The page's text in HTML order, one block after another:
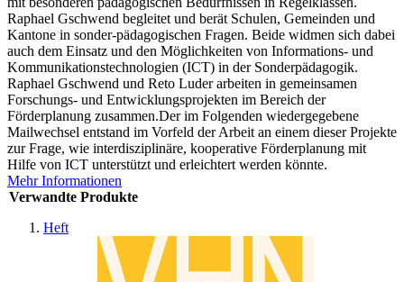
Raphael Gschwend begleitet und berät Schulen, Gemeinden und
Kantone in sonder-pädagogischen Fragen. Beide widmen sich dabei
auch dem Einsatz und den Möglichkeiten von Informations- und
Kommunikationstechnologien (ICT) in der Sonderpädagogik.
Raphael Gschwend und Reto Luder arbeiten in gemeinsamen
Forschungs- und Entwicklungsprojekten im Bereich der
Förderplanung zusammen.Der im Folgenden wiedergegebene
Mailwechsel entstand im Vorfeld der Arbeit an einem dieser Projekte
zur Frage, wie interdisziplinäre, kooperative Förderplanung mit
Hilfe von ICT unterstützt und erleichtert werden könnte.
Mehr Informationen
Verwandte Produkte
Heft